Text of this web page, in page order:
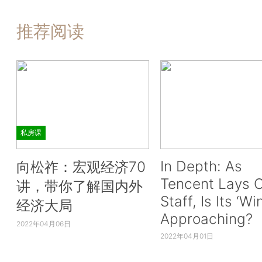
推荐阅读
私房课
向松祚：宏观经济70
讲，带你了解国内外
经济大局
2022年04月06日
In Depth: As
Tencent Lays
Staff, Is Its
Approaching?
2022年04月01日